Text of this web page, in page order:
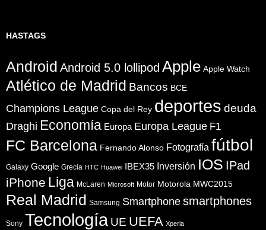
HASTAGS
Android Android 5.0 lollipod Apple Apple Watch
Atlético de Madrid Bancos BCE
Champions League Copa del Rey deportes deuda
Draghi Economía Europa Europa League F1
FC Barcelona Fernando Alonso Fotografía fútbol
Galaxy Google Grecia HTC Huawei IBEX35 Inversión IOS IPad
iPhone Liga McLaren Microsoft Motor Motorola MWC2015
Real Madrid Samsung Smartphone smartphones
Sony Tecnología UE UEFA Xperia